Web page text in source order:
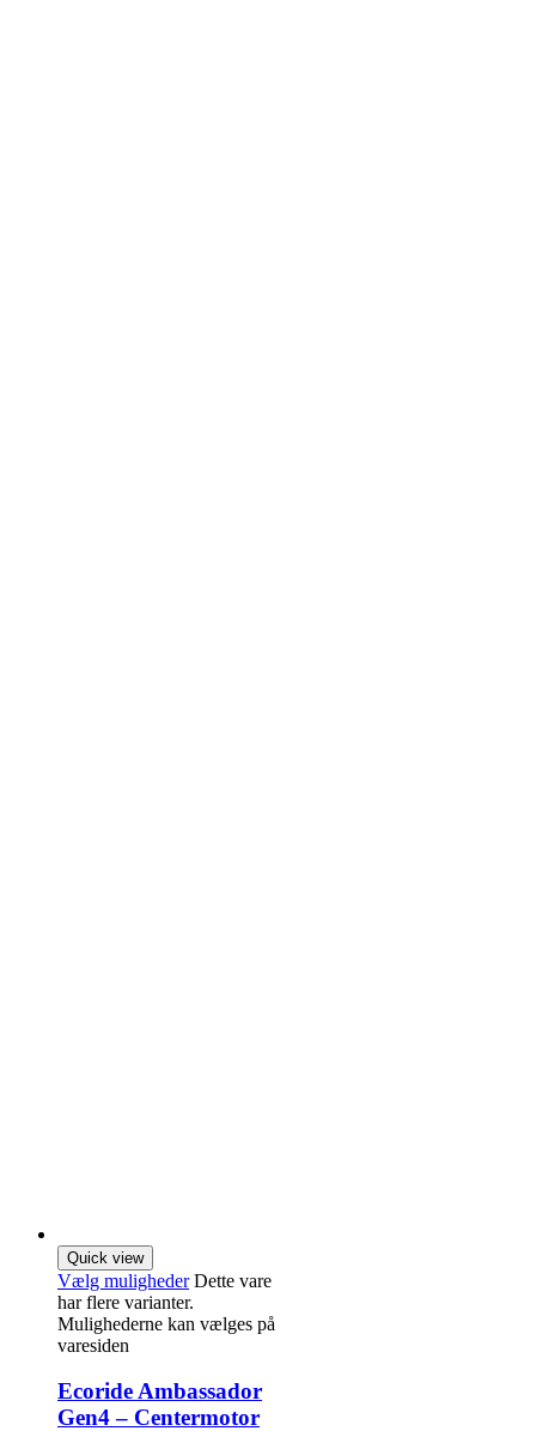
Quick view
Vælg muligheder Dette vare
har flere varianter.
Mulighederne kan vælges på
varesiden
Ecoride Ambassador
Gen4 – Centermotor